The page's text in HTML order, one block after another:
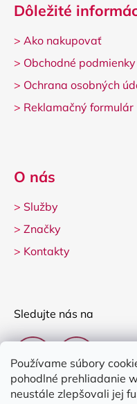
Používame súbory
pohodlné prehliadanie
neustále zlepšovali jej
Dôležité
> Ako nakupovať
> Obchodné podmienky
> Ochrana osobných
> Reklamačný formulár
O nás
> Služby
> Značky
> Kontakty
Sledujte nás na